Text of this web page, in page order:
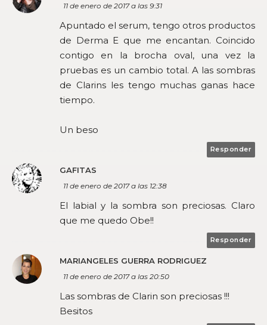
11 de enero de 2017 a las 9:31
Apuntado el serum, tengo otros productos
de Derma E que me encantan. Coincido
contigo en la brocha oval, una vez la
pruebas es un cambio total. A las sombras
de Clarins les tengo muchas ganas hace
tiempo.
Un beso
Responder
GAFITAS
11 de enero de 2017 a las 12:38
El labial y la sombra son preciosas. Claro
que me quedo Obe!!
Responder
MARIANGELES GUERRA RODRIGUEZ
11 de enero de 2017 a las 20:50
Las sombras de Clarin son preciosas !!!
Besitos